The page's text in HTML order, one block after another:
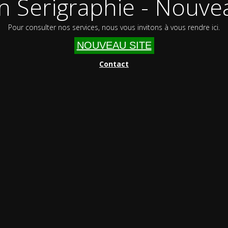
Serigraphie -
Pour consulter nos services, nous vous invitons à vous rendre ici.
NOUVEAU SITE
Contact